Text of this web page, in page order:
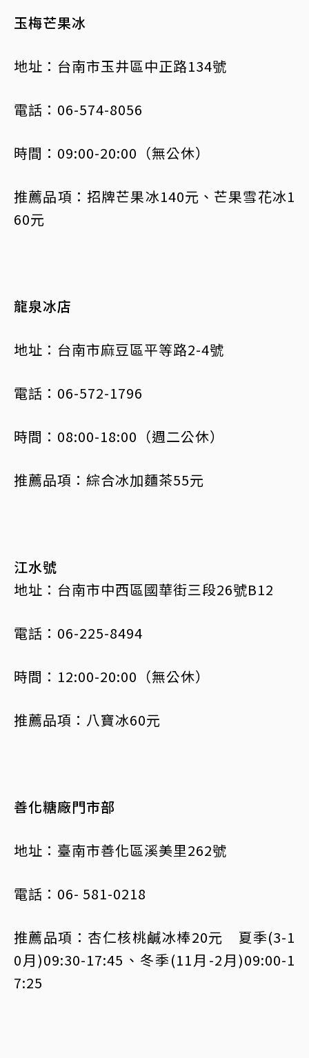
玉梅芒果冰
地址：台南市玉井區中正路134號
電話：06-574-8056
時間：09:00-20:00（無公休）
推薦品項：招牌芒果冰140元、芒果雪花冰1
60元
龍泉冰店
地址：台南市麻豆區平等路2-4號
電話：06-572-1796
時間：08:00-18:00（週二公休）
推薦品項：綜合冰加麵茶55元
江水號
地址：台南市中西區國華街三段26號B12
電話：06-225-8494
時間：12:00-20:00（無公休）
推薦品項：八寶冰60元
善化糖廠門市部
地址：臺南市善化區溪美里262號
電話：06- 581-0218
推薦品項：杏仁核桃鹹冰棒20元 夏季(3-1
0月)09:30-17:45、冬季(11月-2月)09:00-1
7:25